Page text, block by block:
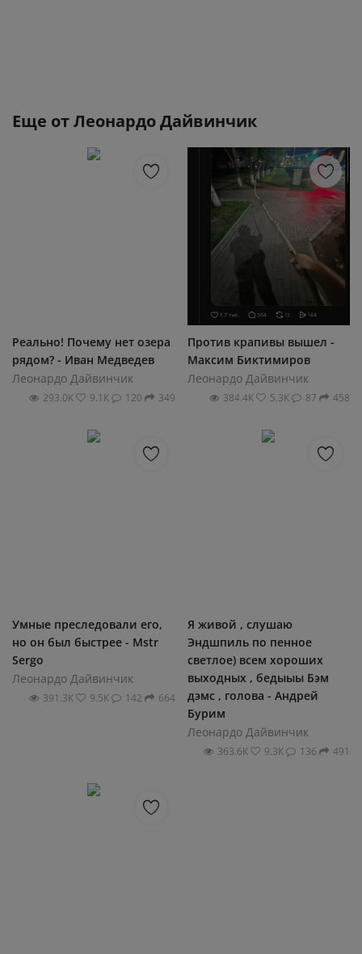
Еще отЛеонардо Дайвинчик
Реально! Почему нет озера
рядом? - Иван Медведев
Леонардо Дайвинчик
293.0К 9.1К 120 349
Против крапивы вышел -
Максим Биктимиров
Леонардо Дайвинчик
384.4К 5.3К 87 458
Умные преследовали его,
но он был быстрее - Mstr
Sergo
Леонардо Дайвинчик
391.3К 9.5К 142 664
Я живой , слушаю
Эндшпиль по пенное
светлое) всем хороших
выходных , бедыыы Бэм
дэмс , голова - Андрей
Бурим
Леонардо Дайвинчик
363.6К 9.3К 136 491